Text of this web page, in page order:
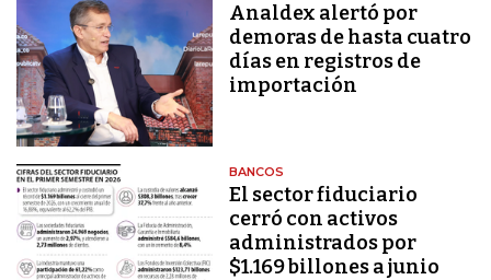
Analdex alertó por
demoras de hasta cuatro
días en registros de
importación
BANCOS
El sector fiduciario
cerró con activos
administrados por
$1.169 billones a junio